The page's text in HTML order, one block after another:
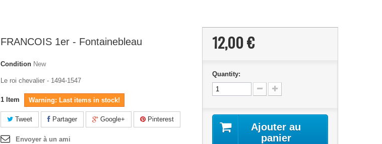
FRANCOIS 1er - Fontainebleau
Condition New
Le roi chevalier - 1494-1547
1 Item Warning: Last items in stock!
Tweet Partager Google+ Pinterest
Envoyer à un ami
12,00 €
Quantity:
Ajouter au
panier